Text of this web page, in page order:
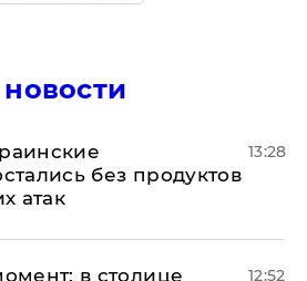
без продуктов
атак
13:28
в столице
12:52